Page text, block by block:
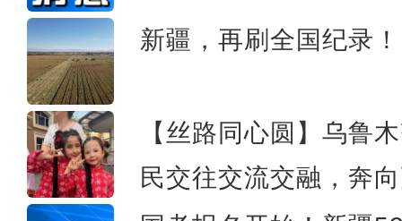
新疆，再刷全国纪录！
【丝路同心圆】乌鲁
民交往交流交融，奔